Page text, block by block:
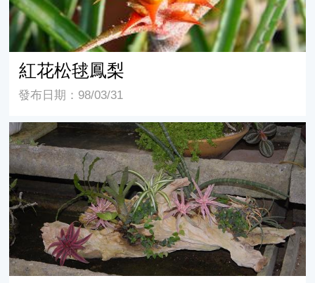
紅花松毬鳳梨
發布日期：98/03/31
觀賞鳳梨之應用